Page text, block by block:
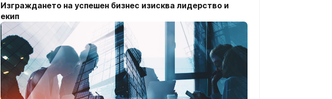
Изграждането на успешен бизнес изисква лидерство и
екип